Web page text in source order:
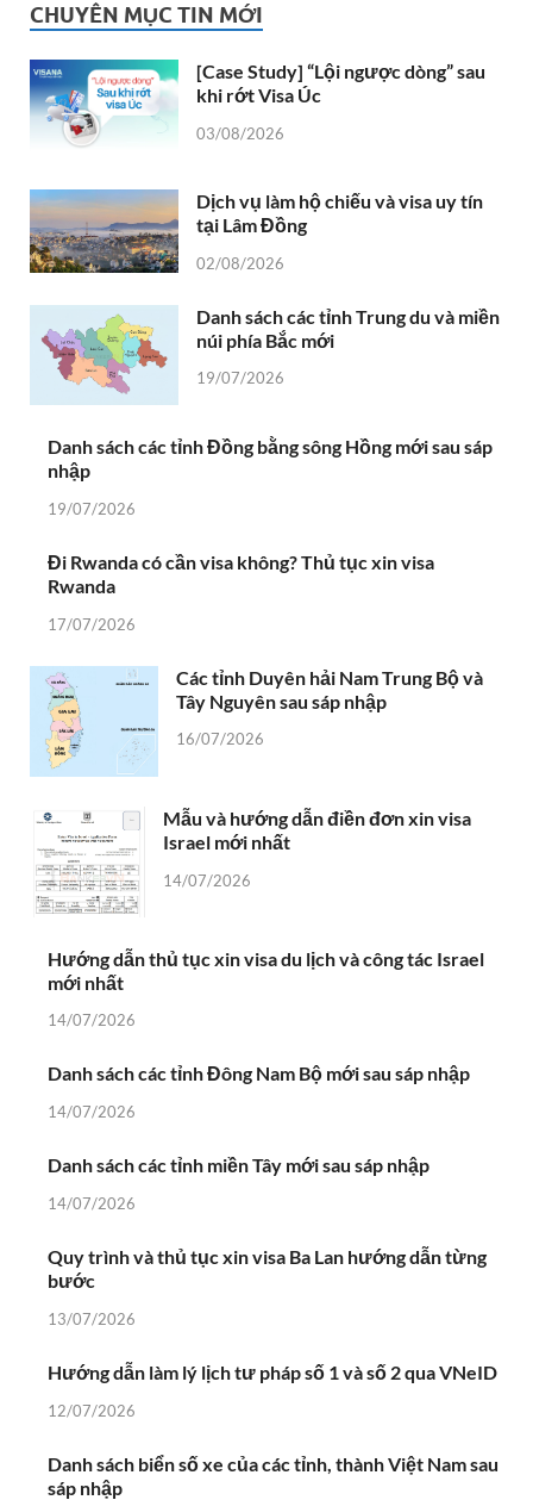
CHUYÊN MỤC TIN MỚI
[Case Study] “Lội ngược dòng” sau
khi rớt Visa Úc
03/08/2026
Dịch vụ làm hộ chiếu và visa uy tín
tại Lâm Đồng
02/08/2026
Danh sách các tỉnh Trung du và miền
núi phía Bắc mới
19/07/2026
Danh sách các tỉnh Đồng bằng sông Hồng mới sau sáp
nhập
19/07/2026
Đi Rwanda có cần visa không? Thủ tục xin visa
Rwanda
17/07/2026
Các tỉnh Duyên hải Nam Trung Bộ và
Tây Nguyên sau sáp nhập
16/07/2026
Mẫu và hướng dẫn điền đơn xin visa
Israel mới nhất
14/07/2026
Hướng dẫn thủ tục xin visa du lịch và công tác Israel
mới nhất
14/07/2026
Danh sách các tỉnh Đông Nam Bộ mới sau sáp nhập
14/07/2026
Danh sách các tỉnh miền Tây mới sau sáp nhập
14/07/2026
Quy trình và thủ tục xin visa Ba Lan hướng dẫn từng
bước
13/07/2026
Hướng dẫn làm lý lịch tư pháp số 1 và số 2 qua VNeID
12/07/2026
Danh sách biển số xe của các tỉnh, thành Việt Nam sau
sáp nhập